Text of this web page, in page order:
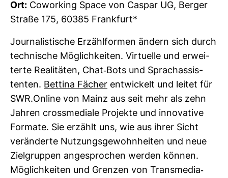
Ort: Cowor­king Space von Caspar UG, Berger
Straße 175, 60385 Frank­furt*
Jour­na­lis­ti­sche Erzähl­formen ändern sich durch
tech­ni­sche Mög­lich­keiten. Vir­tu­elle und erwei­
terte Rea­li­täten, Chat-​Bots und Sprach­as­sis­
tenten. Bet­tina Fächer ent­wi­ckelt und leitet für
SWR.Online von Mainz aus seit mehr als zehn
Jahren cross­me­diale Pro­jekte und inno­va­tive
For­mate. Sie erzählt uns, wie aus ihrer Sicht
ver­än­derte Nut­zungs­ge­wohn­heiten und neue
Ziel­gruppen ange­spro­chen werden können.
Mög­lich­keiten und Grenzen von Trans­media-​